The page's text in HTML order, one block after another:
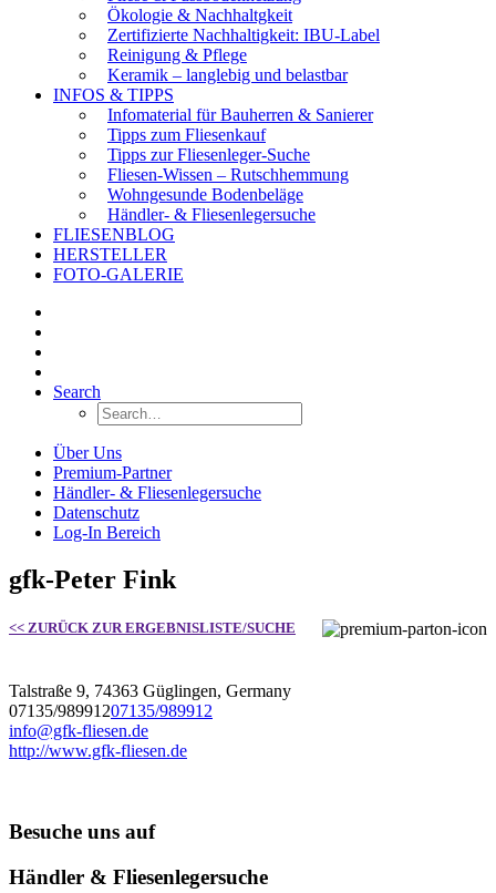
Ökologie & Nachhaltgkeit
Zertifizierte Nachhaltigkeit: IBU-Label
Reinigung & Pflege
Keramik – langlebig und belastbar
INFOS & TIPPS
Infomaterial für Bauherren & Sanierer
Tipps zum Fliesenkauf
Tipps zur Fliesenleger-Suche
Fliesen-Wissen – Rutschhemmung
Wohngesunde Bodenbeläge
Händler- & Fliesenlegersuche
FLIESENBLOG
HERSTELLER
FOTO-GALERIE
Search
Über Uns
Premium-Partner
Händler- & Fliesenlegersuche
Datenschutz
Log-In Bereich
gfk-Peter Fink
<< ZURÜCK ZUR ERGEBNISLISTE/SUCHE
Talstraße 9, 74363 Güglingen, Germany
07135/98991207135/989912
info@gfk-fliesen.de
http://www.gfk-fliesen.de
Besuche uns auf
Händler & Fliesenlegersuche